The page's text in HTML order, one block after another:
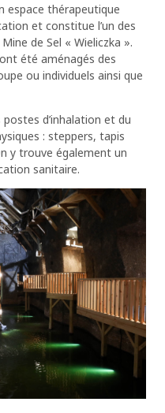
espace thérapeutique
et constitue l’un des
de Sel « Wieliczka ».
été aménagés des
ou individuels ainsi que
d’inhalation et du
: steppers, tapis
y trouve également un
sanitaire.